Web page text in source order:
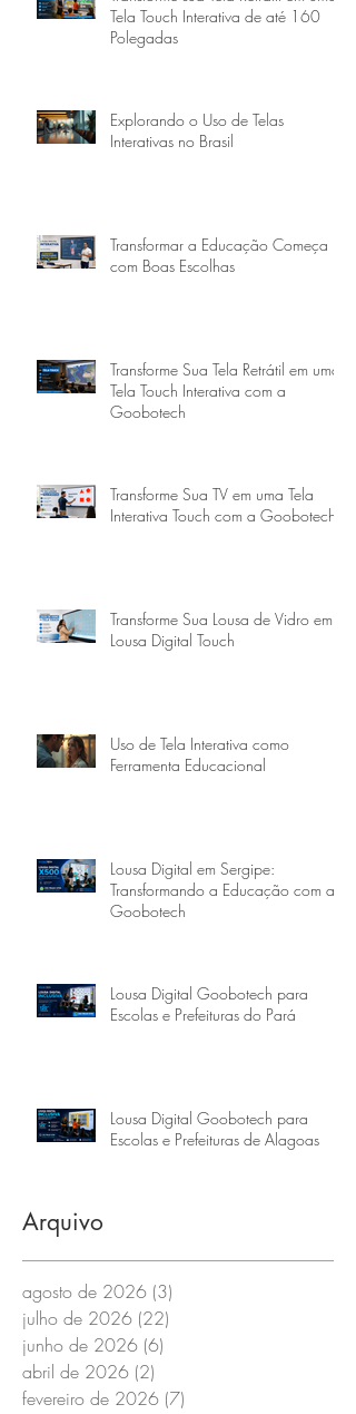
Tela Touch Interativa de até 160
Polegadas
Explorando o Uso de Telas
Interativas no Brasil
Transformar a Educação Começa
com Boas Escolhas
Transforme Sua Tela Retrátil em uma
Tela Touch Interativa com a
Goobotech
Transforme Sua TV em uma Tela
Interativa Touch com a Goobotech
Transforme Sua Lousa de Vidro em
Lousa Digital Touch
Uso de Tela Interativa como
Ferramenta Educacional
Lousa Digital em Sergipe:
Transformando a Educação com a
Goobotech
Lousa Digital Goobotech para
Escolas e Prefeituras do Pará
Lousa Digital Goobotech para
Escolas e Prefeituras de Alagoas
Arquivo
agosto de 2026 (3)
julho de 2026 (22)
junho de 2026 (6)
abril de 2026 (2)
fevereiro de 2026 (7)